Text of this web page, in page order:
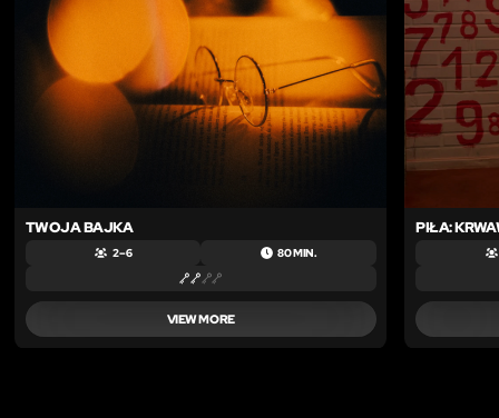
TWOJA BAJKA
2 – 6 80 MIN.
VIEW MORE
PIŁA: